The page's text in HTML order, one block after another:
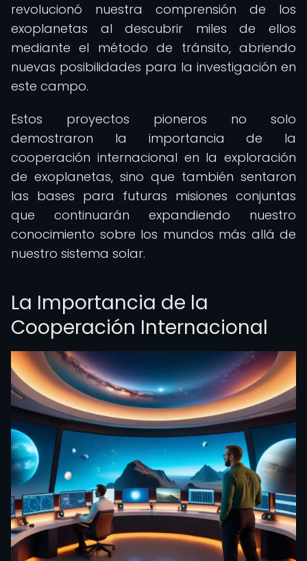
revolucionó nuestra comprensión de los
exoplanetas al descubrir miles de ellos
mediante el método de tránsito, abriendo
nuevas posibilidades para la investigación en
este campo.
Estos proyectos pioneros no solo
demostraron la importancia de la
cooperación internacional en la exploración
de exoplanetas, sino que también sentaron
las bases para futuras misiones conjuntas
que continuarán expandiendo nuestro
conocimiento sobre los mundos más allá de
nuestro sistema solar.
La Importancia de la
Cooperación Internacional